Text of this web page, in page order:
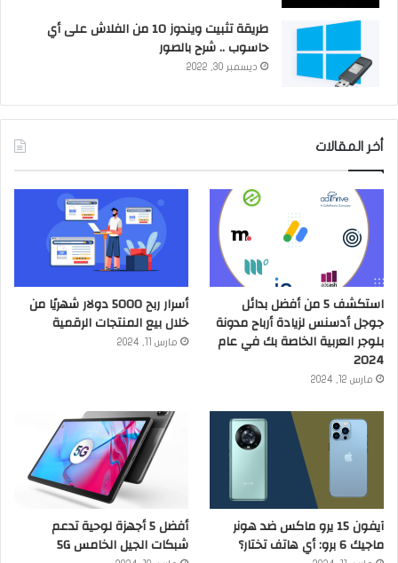
طريقة تثبيت ويندوز 10 من الفلاش على أي
حاسوب .. شرح بالصور
ديسمبر 30, 2022
أخر المقالات
استكشف 5 من أفضل بدائل
جوجل أدسنس لزيادة أرباح مدونة
بلوجر العربية الخاصة بك في عام
2024
مارس 12, 2024
أسرار ربح 5000 دولار شهريًا من
خلال بيع المنتجات الرقمية
مارس 11, 2024
آيفون 15 يرو ماكس ضد هونر
ماجيك 6 برو: أي هاتف تختار؟
أفضل 5 أجهزة لوحية تدعم
شبكات الجيل الخامس 5G